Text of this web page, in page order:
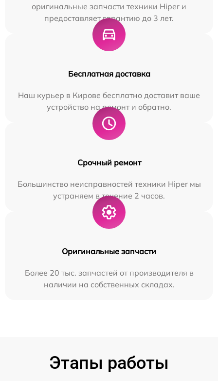
оригинальные запчасти техники Hiper и
предоставляет гарантию до 3 лет.
Бесплатная доставка
Наш курьер в Кирове бесплатно доставит ваше
устройство на ремонт и обратно.
Срочный ремонт
Большинство неисправностей техники Hiper мы
устраняем в течение 2 часов.
Оригинальные запчасти
Более 20 тыс. запчастей от производителя в
наличии на собственных складах.
Этапы работы